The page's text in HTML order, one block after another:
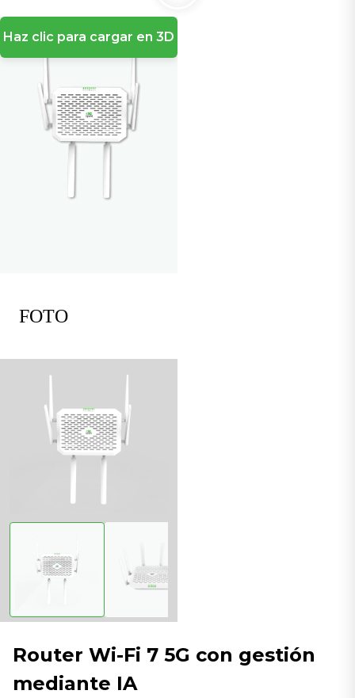
FOTO
Haz clic para cargar en 3D
Router Wi-Fi 7 5G con gestión
mediante IA